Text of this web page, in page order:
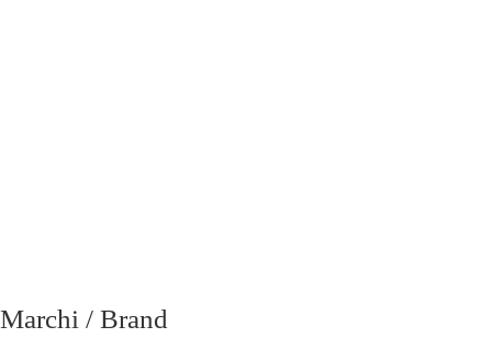
Marchi / Brand